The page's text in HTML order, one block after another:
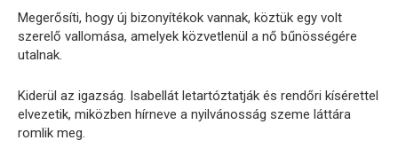
Megerősíti, hogy új bizonyítékok vannak, köztük egy volt
szerelő vallomása, amelyek közvetlenül a nő bűnösségére
utalnak.
Kiderül az igazság. Isabellát letartóztatják és rendőri kísérettel
elvezetik, miközben hírneve a nyilvánosság szeme láttára
romlik meg.